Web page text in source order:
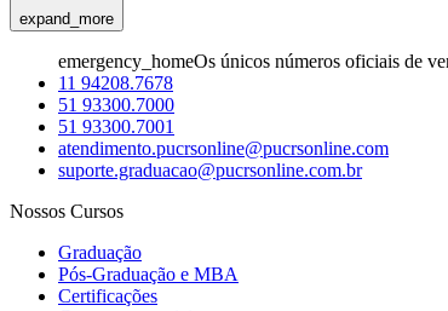
expand_more
emergency_homeOs únicos números oficiais de
11 94208.7678
51 93300.7000
51 93300.7001
atendimento.pucrsonline@pucrsonline.com
suporte.graduacao@pucrsonline.com.br
Nossos Cursos
Graduação
Pós-Graduação e MBA
Certificações